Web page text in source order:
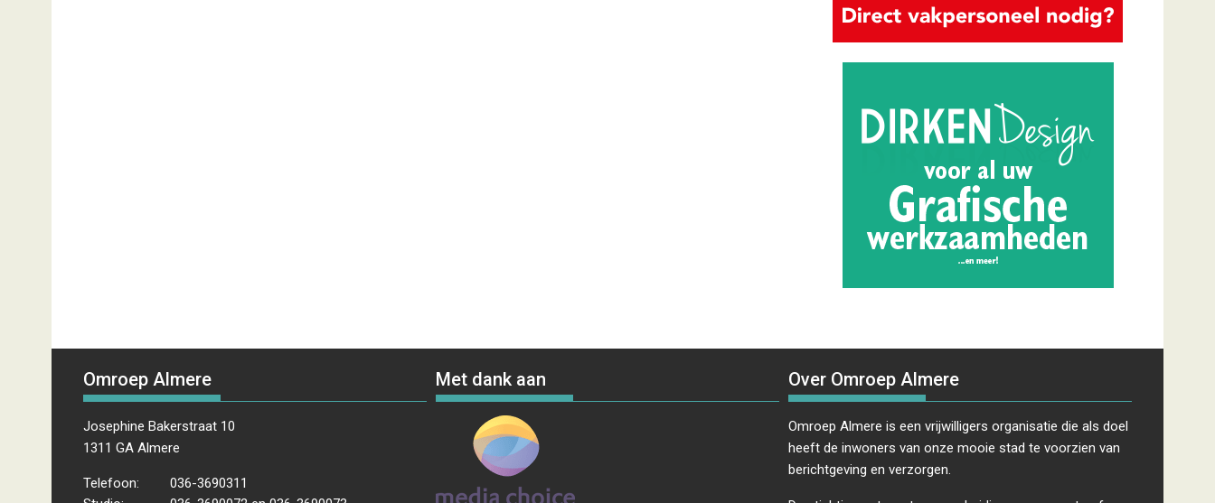
Omroep Almere
Josephine Bakerstraat 10
1311 GA Almere
Telefoon:
036-3690311
Met dank aan Over Omroep Almere
Omroep Almere is een vrijwilligers organisatie die als doel
heeft de inwoners van onze mooie stad te voorzien van
berichtgeving en verzorgen.